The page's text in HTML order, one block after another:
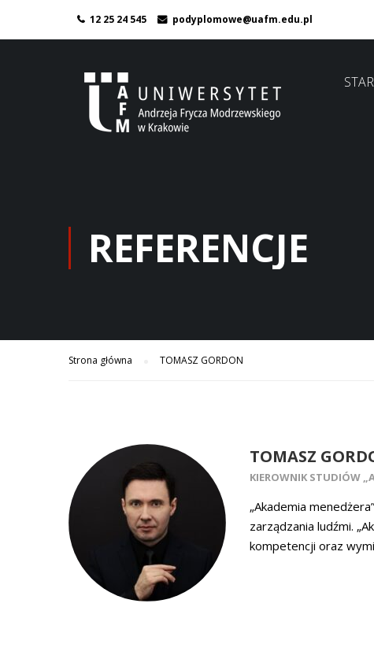
12 25 24 545 podyplomowe@uafm.edu.pl
REFERENCJE
Strona główna TOMASZ GORDON
TOMASZ
KIEROWNIK STUDIÓW
„Akademia
zarządzania ludźmi.
kompetencji oraz